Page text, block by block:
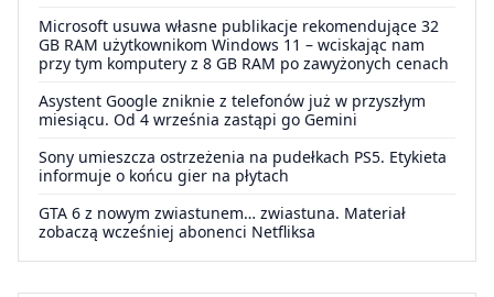
Microsoft usuwa własne publikacje rekomendujące 32
GB RAM użytkownikom Windows 11 – wciskając nam
przy tym komputery z 8 GB RAM po zawyżonych cenach
Asystent Google zniknie z telefonów już w przyszłym
miesiącu. Od 4 września zastąpi go Gemini
Sony umieszcza ostrzeżenia na pudełkach PS5. Etykieta
informuje o końcu gier na płytach
GTA 6 z nowym zwiastunem… zwiastuna. Materiał
zobaczą wcześniej abonenci Netfliksa